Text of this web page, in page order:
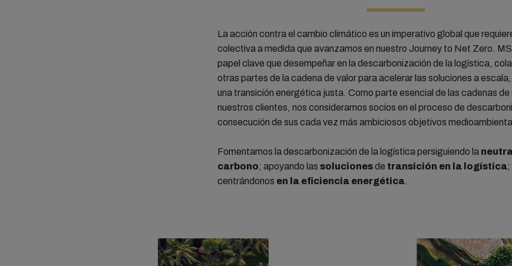
La acción contra el cambio climático es un imperativo global que
colectiva a medida que avanzamos en nuestro Journey to Net Zero.
papel clave que desempeñar en la descarbonización de la logística,
otras partes de la cadena de valor para acelerar las soluciones a
una transición energética justa. Como parte esencial de las cadenas de
nuestros clientes, nos consideramos socios en el proceso de
consecución de sus cada vez más ambiciosos objetivos
Fomentamos la descarbonización de la logística persiguiendo la
carbono; apoyando las solucionesde transición en la logística;
centrándonos en la eficiencia energética.